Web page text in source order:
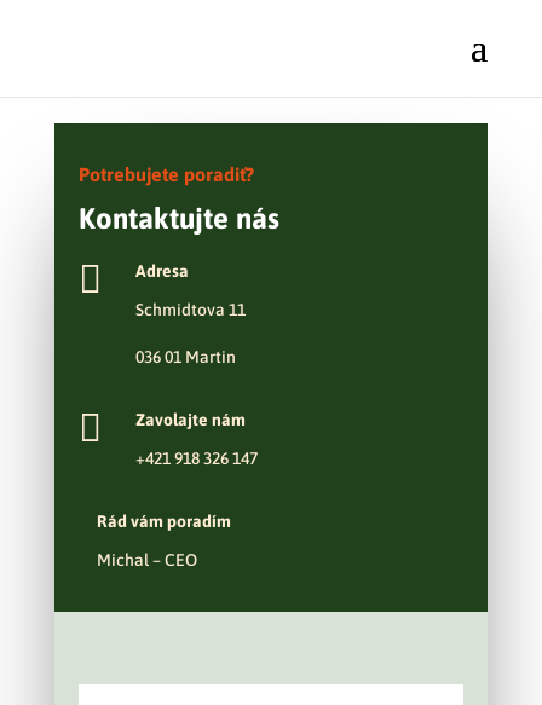
Potrebujete poradiť?
Kontaktujte nás

Adresa
Schmidtova 11
036 01 Martin

Zavolajte nám
+421 918 326 147
Rád vám poradím
Michal – CEO